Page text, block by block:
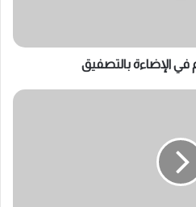
في الإضاءة بالتصفيق